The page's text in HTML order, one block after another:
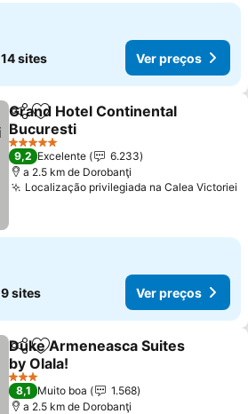
14 sites Ver preços
PartilharAdicionar aos favoritos
Grand Hotel Continental
Bucuresti
5 Estrelas
9,2 Excelente
6.233
a 2.5 km de Dorobanţi
Localização privilegiada na Calea Victoriei
9 sites Ver preços
PartilharAdicionar aos favoritos
Duke Armeneasca Suites
by Olala!
3 Estrelas
8,1 Muito boa
1.568
a 2.5 km de Dorobanţi